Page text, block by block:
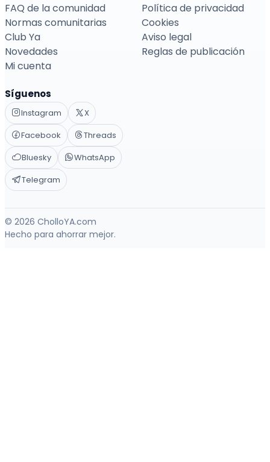
FAQ de la comunidad
Normas comunitarias
Club Ya
Novedades
Mi cuenta
Política de privacidad
Cookies
Aviso legal
Reglas de publicación
Síguenos
Instagram
X
Facebook
Threads
Bluesky
WhatsApp
Telegram
© 2026 CholloYA.com
Hecho para ahorrar mejor.